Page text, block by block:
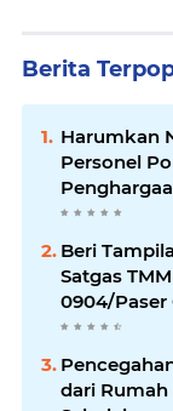
Berita
Harumkan
Personel
2026
Beri
Satgas
0904/Paser
Marbot
dari